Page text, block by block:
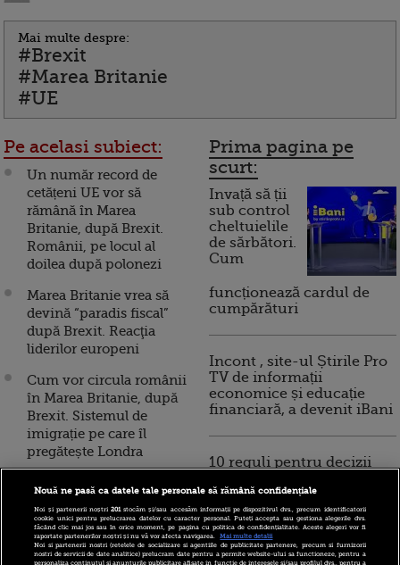
Mai multe despre:
#Brexit
#Marea Britanie
#UE
Pe acelasi subiect:
Un număr record de
cetățeni UE vor să
rămână în Marea
Britanie, după Brexit.
Românii, pe locul al
doilea după polonezi
Marea Britanie vrea să
devină “paradis fiscal”
după Brexit. Reacţia
liderilor europeni
Cum vor circula românii
în Marea Britanie, după
Brexit. Sistemul de
imigrație pe care îl
pregătește Londra
Un Brexit fără acord ar
și pierderi de miliarde de
euro în industria auto
europeană
Prima pagina pe
scurt:
Invață să ții
sub control
cheltuielile
de sărbători.
Cum
funcționează cardul de
cumpărături
Incont , site-ul Știrile Pro
TV de informații
economice și educație
financiară, a devenit iBani
10 reguli pentru decizii
Nouă ne pasă ca datele tale personale să rămână confidențiale
Noi și partenerii noștri201stocăm și/sau accesăm informații pe dispozitivul dvs., precum identificatorii
cookie unici pentru prelucrarea datelor cu caracter personal. Puteți accepta sau gestiona alegerile dvs.
făcând clic mai jos sau în orice moment, pe pagina cu politica de confidențialitate. Aceste alegeri vor fi
raportate partenerilor noștri și nu vă vor afecta navigarea.
Mai multe detalii
Noi si partenerii nostri (retelele de socializare si agentiile de publicitate partenere, precum si furnizorii
nostri de servicii de date analitice) prelucram date pentru a permite website-ului sa functioneze, pentru a
personaliza continutul si anunturile publicitare afisate in functie de interesele si/sau profilul dvs., pentru a